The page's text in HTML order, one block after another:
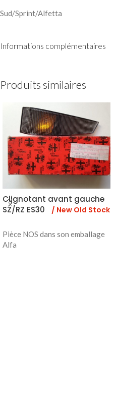
Sud/Sprint/Alfetta
Informations complémentaires
Produits similaires
Clignotant avant gauche
SZ/RZ ES30
/ New Old Stock
Pièce NOS dans son emballage
Alfa